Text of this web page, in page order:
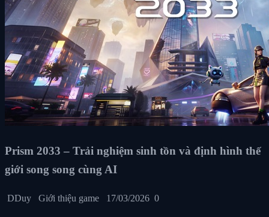
Prism 2033 – Trải nghiệm sinh tồn và định hình thế
giới song song cùng AI
DDuy Giới thiệu game 17/03/2026 0